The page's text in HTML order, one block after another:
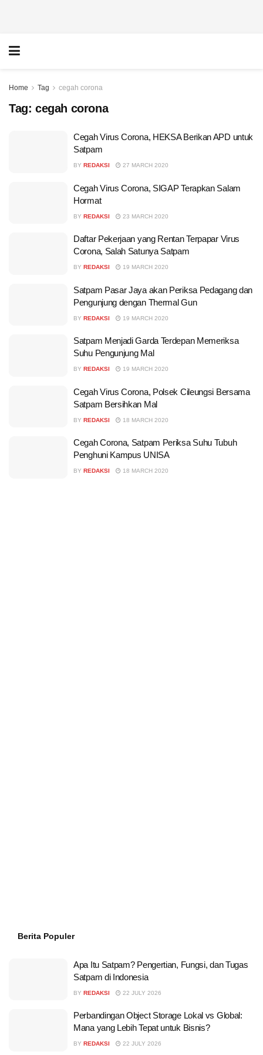
Home Tag cegah corona
Tag: cegah corona
Cegah Virus Corona, HEKSA Berikan APD untuk
Satpam
BY REDAKSI 27 MARCH 2020
Cegah Virus Corona, SIGAP Terapkan Salam
Hormat
BY REDAKSI 23 MARCH 2020
Daftar Pekerjaan yang Rentan Terpapar Virus
Corona, Salah Satunya Satpam
BY REDAKSI 19 MARCH 2020
Satpam Pasar Jaya akan Periksa Pedagang dan
Pengunjung dengan Thermal Gun
BY REDAKSI 19 MARCH 2020
Satpam Menjadi Garda Terdepan Memeriksa
Suhu Pengunjung Mal
BY REDAKSI 19 MARCH 2020
Cegah Virus Corona, Polsek Cileungsi Bersama
Satpam Bersihkan Mal
BY REDAKSI 18 MARCH 2020
Cegah Corona, Satpam Periksa Suhu Tubuh
Penghuni Kampus UNISA
BY REDAKSI 18 MARCH 2020
Berita Populer
Apa Itu Satpam? Pengertian, Fungsi, dan Tugas
Satpam di Indonesia
BY REDAKSI 22 JULY 2026
Perbandingan Object Storage Lokal vs Global:
Mana yang Lebih Tepat untuk Bisnis?
BY REDAKSI 22 JULY 2026